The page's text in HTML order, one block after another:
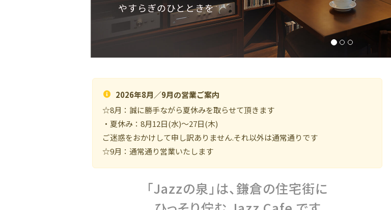
自慢のメニューをご用意してお待ちしています
2026年8月／9月の営業ご案内
☆8月：誠に勝手ながら夏休みを取らせて頂きます
・夏休み：8月12日(水)～27日(木)
ご迷惑をおかけして申し訳ありません.それ以外は通常通りです
☆9月：通常通り営業いたします
「Jazzの泉」は、鎌倉の住宅街に